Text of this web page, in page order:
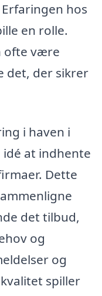
Erfaringen hos
en rolle.
ofte være
det, der sikrer
i haven i
at indhente
Dette
det tilbud,
og
og
spiller